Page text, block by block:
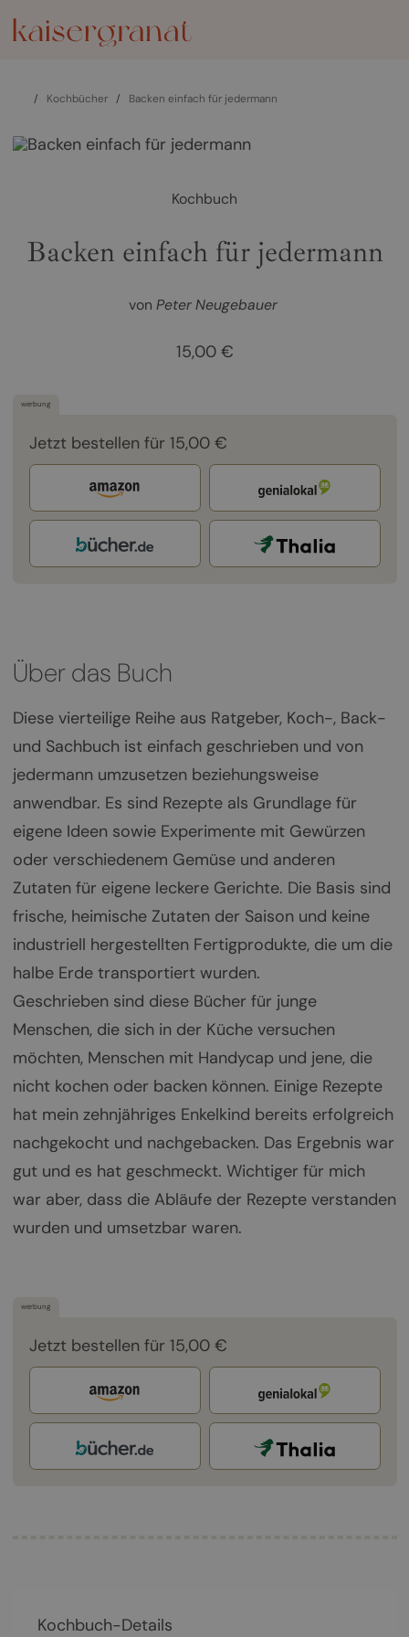
/ Kochbücher / Backen einfach für jedermann
Kochbuch
Backen einfach für jedermann
von Peter Neugebauer
15,00 €
werbung
Jetzt bestellen für 15,00 €
Über das Buch
Diese vierteilige Reihe aus Ratgeber, Koch-, Back-
und Sachbuch ist einfach geschrieben und von
jedermann umzusetzen beziehungsweise
anwendbar. Es sind Rezepte als Grundlage für
eigene Ideen sowie Experimente mit Gewürzen
oder verschiedenem Gemüse und anderen
Zutaten für eigene leckere Gerichte. Die Basis sind
frische, heimische Zutaten der Saison und keine
industriell hergestellten Fertigprodukte, die um die
halbe Erde transportiert wurden.
Geschrieben sind diese Bücher für junge
Menschen, die sich in der Küche versuchen
möchten, Menschen mit Handycap und jene, die
nicht kochen oder backen können. Einige Rezepte
hat mein zehnjähriges Enkelkind bereits erfolgreich
nachgekocht und nachgebacken. Das Ergebnis war
gut und es hat geschmeckt. Wichtiger für mich
war aber, dass die Abläufe der Rezepte verstanden
wurden und umsetzbar waren.
werbung
Jetzt bestellen für 15,00 €
Kochbuch-Details